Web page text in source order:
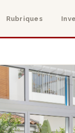
Rubriques